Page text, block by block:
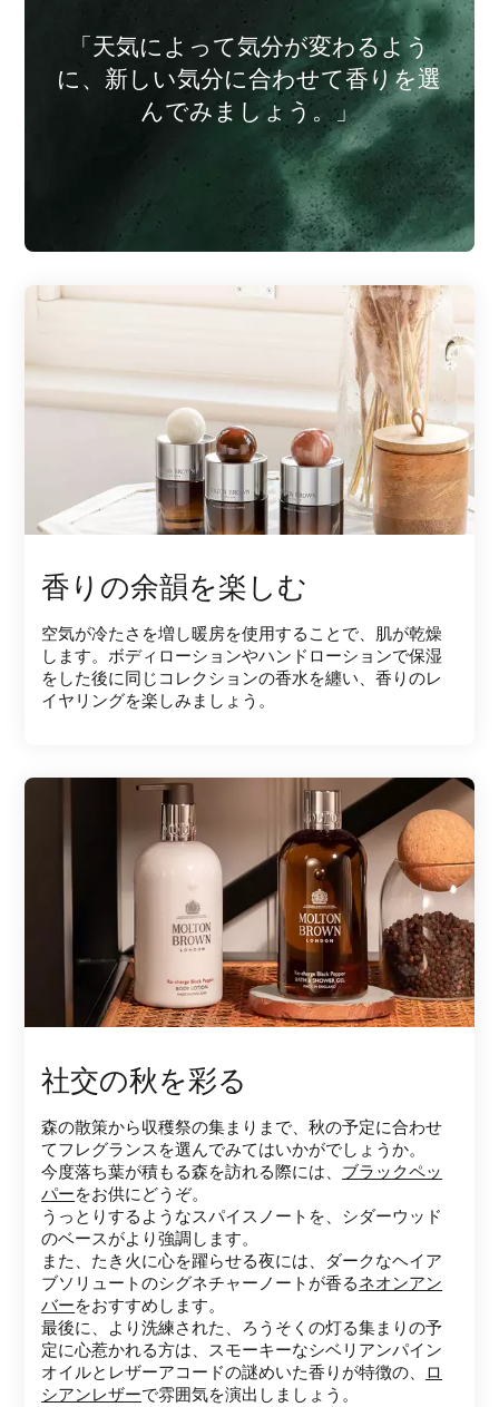
「天気によって気分が変わるよう
に、新しい気分に合わせて香りを選
んでみましょう。」
香りの余韻を楽しむ
空気が冷たさを増し暖房を使用することで、肌が乾燥
します。ボディローションやハンドローションで保湿
をした後に同じコレクションの香水を纏い、香りのレ
イヤリングを楽しみましょう。
社交の秋を彩る
森の散策から収穫祭の集まりまで、秋の予定に合わせ
てフレグランスを選んでみてはいかがでしょうか。
今度落ち葉が積もる森を訪れる際には、 ブラックペッ
パーをお供にどうぞ。
うっとりするようなスパイスノートを、シダーウッド
のベースがより強調します。
また、たき火に心を躍らせる夜には、ダークなヘイア
ブソリュートのシグネチャーノートが香るネオンアン
バーをおすすめします。
最後に、より洗練された、ろうそくの灯る集まりの予
定に心惹かれる方は、スモーキーなシベリアンパイン
オイルとレザーアコードの謎めいた香りが特徴の、
ロ
シアンレザーで雰囲気を演出しましょう。